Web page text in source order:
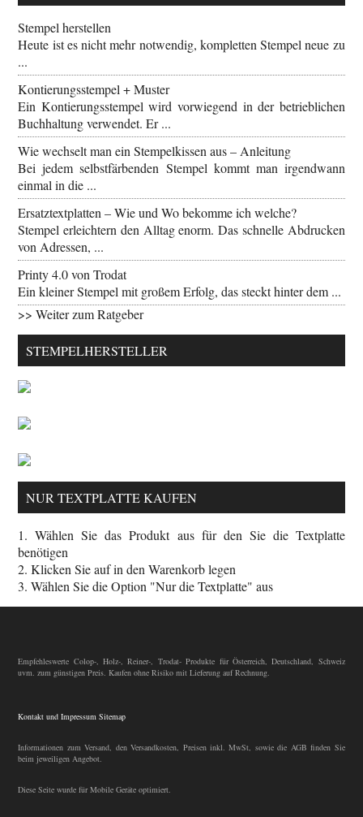
Stempel herstellen
Heute ist es nicht mehr notwendig, kompletten Stempel neue zu
...
Kontierungsstempel + Muster
Ein Kontierungsstempel wird vorwiegend in der betrieblichen
Buchhaltung verwendet. Er ...
Wie wechselt man ein Stempelkissen aus – Anleitung
Bei jedem selbstfärbenden Stempel kommt man irgendwann
einmal in die ...
Ersatztextplatten – Wie und Wo bekomme ich welche?
Stempel erleichtern den Alltag enorm. Das schnelle Abdrucken
von Adressen, ...
Printy 4.0 von Trodat
Ein kleiner Stempel mit großem Erfolg, das steckt hinter dem ...
>> Weiter zum Ratgeber
STEMPELHERSTELLER
NUR TEXTPLATTE KAUFEN
1. Wählen Sie das Produkt aus für den Sie die Textplatte
benötigen
2. Klicken Sie auf in den Warenkorb legen
3. Wählen Sie die Option "Nur die Textplatte" aus
Empfehleswerte Colop-, Holz-, Reiner-, Trodat- Produkte für Österreich, Deutschland, Schweiz
uvm. zum günstigen Preis. Kaufen ohne Risiko mit Lieferung auf Rechnung.
Kontakt und Impressum Sitemap
Informationen zum Versand, den Versandkosten, Preisen inkl. MwSt, sowie die AGB finden Sie
beim jeweiligen Angebot.
Diese Seite wurde für Mobile Geräte optimiert.